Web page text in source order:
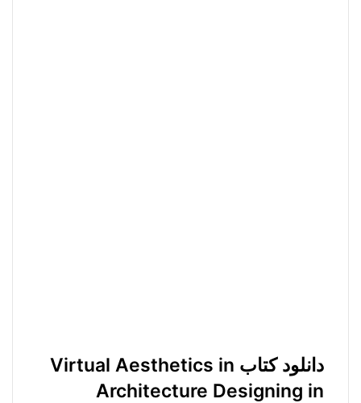
دانلود کتاب Virtual Aesthetics in
Architecture Designing in